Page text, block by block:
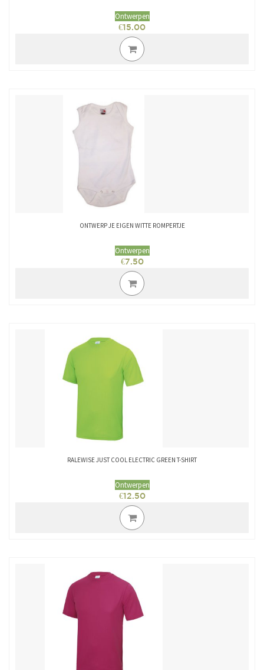
Ontwerpen
€15.00
ONTWERP JE EIGEN WITTE ROMPERTJE
Ontwerpen
€7.50
RALEWISE JUST COOL ELECTRIC GREEN T-SHIRT
Ontwerpen
€12.50